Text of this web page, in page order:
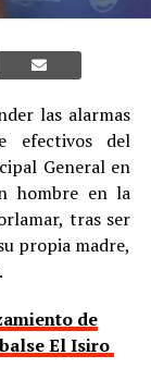
las alarmas
efectivos del
General en
hombre en la
tras ser
propia madre,
de
El Isiro